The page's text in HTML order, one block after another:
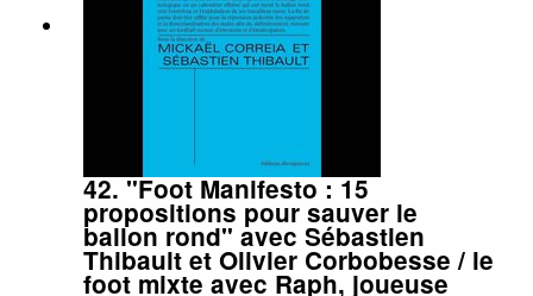
42. "Foot Manifesto : 15
propositions pour sauver le
ballon rond" avec Sébastien
Thibault et Olivier Corbobesse / le
foot mixte avec Raph, joueuse